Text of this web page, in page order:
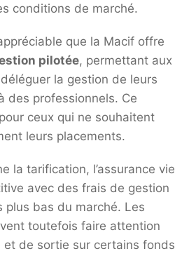
conditions de marché.
que la Macif offre
pilotée, permettant aux
la gestion de leurs
des professionnels. Ce
ceux qui ne souhaitent
leurs placements.
la tarification, l’assurance vie
avec des frais de gestion
plus bas du marché. Les
toutefois faire attention
et de sortie sur certains fonds